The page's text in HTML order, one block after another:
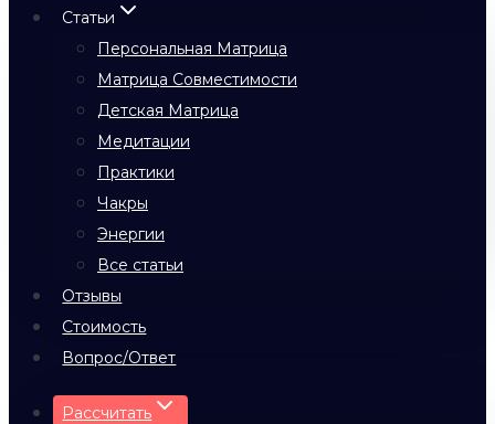
Статьи
Персональная Матрица
Матрица Совместимости
Детская Матрица
Медитации
Практики
Чакры
Энергии
Все статьи
Отзывы
Стоимость
Вопрос/Ответ
Рассчитать